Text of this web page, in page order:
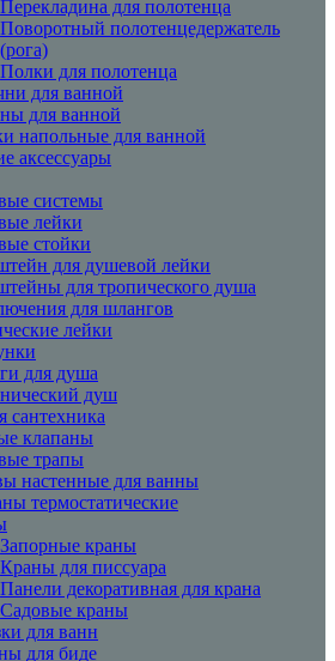
Перекладина для полотенца
Поворотный полотенцедержатель
(рога)
Полки для полотенца
для ванной
для ванной
напольные для ванной
аксессуары
системы
лейки
стойки
для душевой лейки
для тропического душа
для шлангов
лейки
для душа
душ
сантехника
клапаны
трапы
настенные для ванны
термостатические
Запорные краны
Краны для писсуара
Панели декоративная для крана
Садовые краны
для ванн
для биде